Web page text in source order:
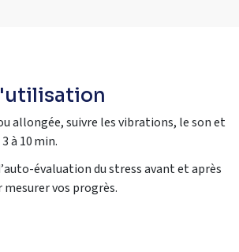
allongée, suivre lesvibrations, le son et
à 10min.
évaluation du stressavant et après
mesurer vos progrès.